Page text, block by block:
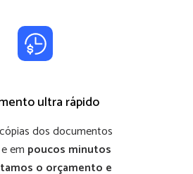
ultra rápido
dos documentos
em poucos minutos
o orçamento e